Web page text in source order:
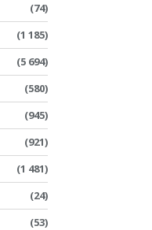
(74)
(1 185)
(5 694)
(580)
(945)
(921)
(1 481)
(24)
(53)